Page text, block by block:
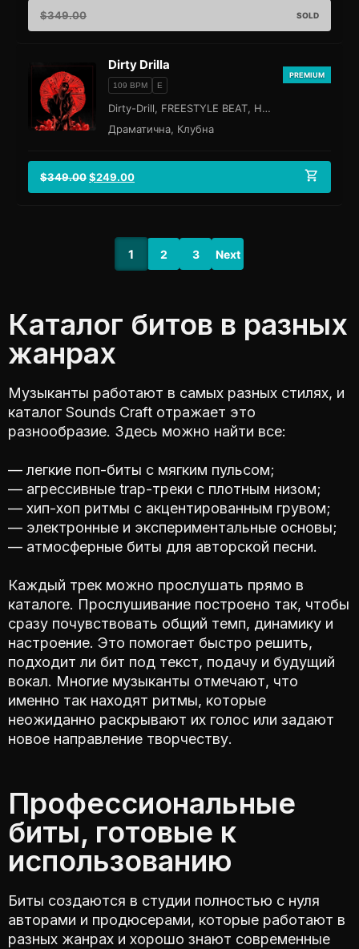
$349.00 SOLD
Dirty Drilla
109 BPM E
PREMIUM
Драматична, Клубна
Dirty-Drill, FREESTYLE BEAT, Hip-Hop
$349.00$249.00
1 2 3 Next
Каталог битов в разных
жанрах
Музыканты работают в самых разных стилях, и
каталог Sounds Craft отражает это
разнообразие. Здесь можно найти все:
— легкие поп-биты с мягким пульсом;
— агрессивные trap-треки с плотным низом;
— хип-хоп ритмы с акцентированным грувом;
— электронные и экспериментальные основы;
— атмосферные биты для авторской песни.
Каждый трек можно прослушать прямо в
каталоге. Прослушивание построено так, чтобы
сразу почувствовать общий темп, динамику и
настроение. Это помогает быстро решить,
подходит ли бит под текст, подачу и будущий
вокал. Многие музыканты отмечают, что
именно так находят ритмы, которые
неожиданно раскрывают их голос или задают
новое направление творчеству.
Профессиональные
биты, готовые к
использованию
Биты создаются в студии полностью с нуля
авторами и продюсерами, которые работают в
разных жанрах и хорошо знают современные